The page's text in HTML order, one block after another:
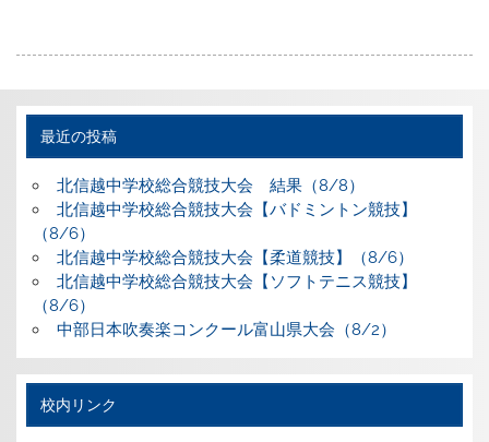
最近の投稿
北信越中学校総合競技大会 結果（8/8）
北信越中学校総合競技大会【バドミントン競技】
（8/6）
北信越中学校総合競技大会【柔道競技】（8/6）
北信越中学校総合競技大会【ソフトテニス競技】
（8/6）
中部日本吹奏楽コンクール富山県大会（8/2）
校内リンク